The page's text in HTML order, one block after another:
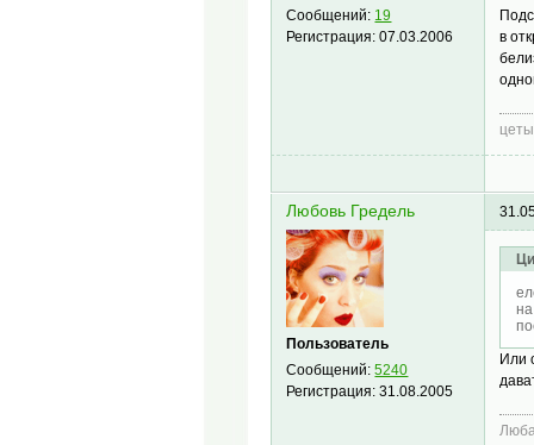
Сообщений: 19
Регистрация:07.03.2006
в
Любовь Гредель
Пользователь
Сообщений:5240
Регистрация:31.08.2005
Или